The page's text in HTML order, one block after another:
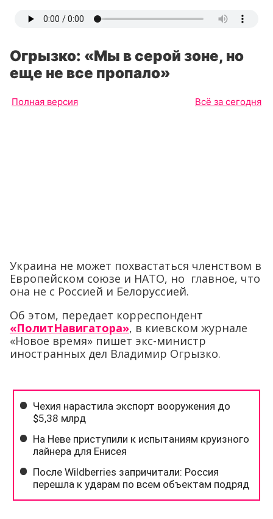
Огрызко: «Мы в серой зоне, но
еще не все пропало»
Полная версия Всё за сегодня
Украина не может похвастаться членством в
Европейском союзе и НАТО, но главное, что
она не с Россией и Белоруссией.
Об этом, передает корреспондент
«ПолитНавигатора», в киевском журнале
«Новое время» пишет экс-министр
иностранных дел Владимир Огрызко.